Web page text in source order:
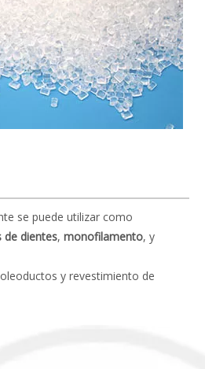
se puede utilizar como
de dientes, monofilamento, y
y revestimiento de